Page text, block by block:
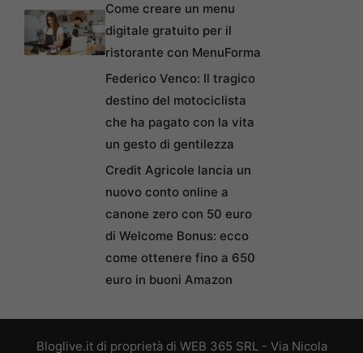
Come creare un menu
digitale gratuito per il
ristorante con MenuForma
Federico Venco: Il tragico
destino del motociclista
che ha pagato con la vita
un gesto di gentilezza
Credit Agricole lancia un
nuovo conto online a
canone zero con 50 euro
di Welcome Bonus: ecco
come ottenere fino a 650
euro in buoni Amazon
Bloglive.it di proprietà di WEB 365 SRL - Via Nicola